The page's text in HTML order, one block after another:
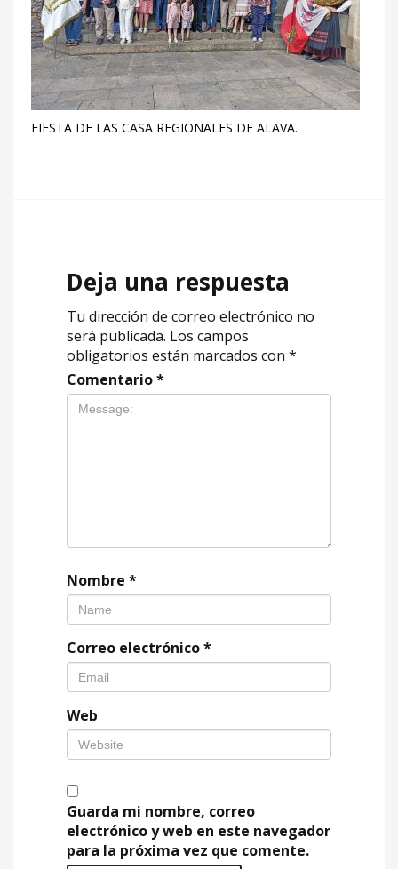
FIESTA DE LAS CASA REGIONALES DE ALAVA.
Deja una respuesta
Tu dirección de correo electrónico no
será publicada. Los campos
obligatorios están marcados con *
Comentario*
Nombre *
Correo electrónico*
Web
Guarda mi nombre, correo
electrónico y web en este navegador
para la próxima vez que comente.